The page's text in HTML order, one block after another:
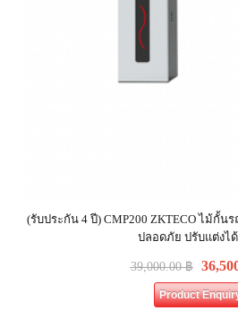
(รับประกัน 4 ปี) CMP200 ZKTECO ไม้กั้
ปลอดภัย ปรับแต่งได้
39,000.00฿
Product